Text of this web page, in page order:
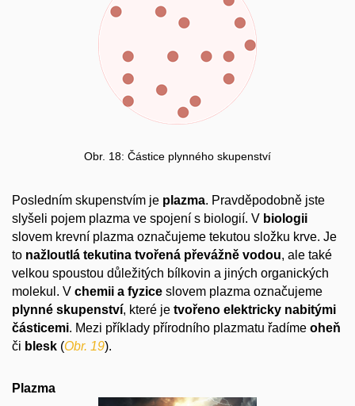
Obr. 18: Částice plynného skupenství
Posledním skupenstvím je plazma. Pravděpodobně jste
slyšeli pojem plazma ve spojení s biologií. V biologii
slovem krevní plazma označujeme tekutou složku krve. Je
to nažloutlá tekutina tvořená převážně vodou, ale také
velkou spoustou důležitých bílkovin a jiných organických
molekul. V chemii a fyzice slovem plazma označujeme
plynné skupenství, které je tvořeno elektricky nabitými
částicemi. Mezi příklady přírodního plazmatu řadíme oheň
či blesk (Obr. 19).
Plazma